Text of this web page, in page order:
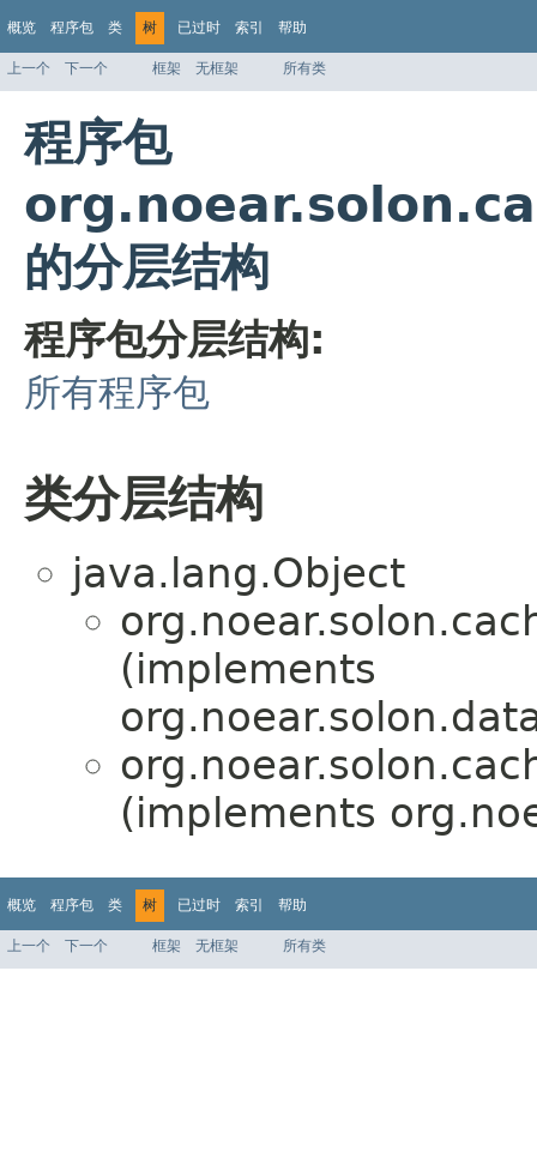
概览 程序包 类 树 已过时 索引 帮助
上一个 下一个 框架 无框架 所有类
程序包
的分层结构
程序包分层结构:
所有程序包
类分层结构
java.lang.Object
(implements
(implements
概览 程序包 类 树 已过时 索引 帮助
上一个 下一个 框架 无框架 所有类